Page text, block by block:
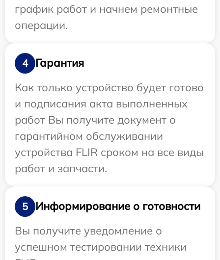
график работ и начнем ремонтные
операции.
4
Гарантия
Как только устройство будет готово
и подписания акта выполненных
работ Вы получите документ о
гарантийном обслуживании
устройства FLIR сроком на все виды
работ и запчасти.
5
Информирование о готовности
Вы получите уведомление о
успешном тестировании техники